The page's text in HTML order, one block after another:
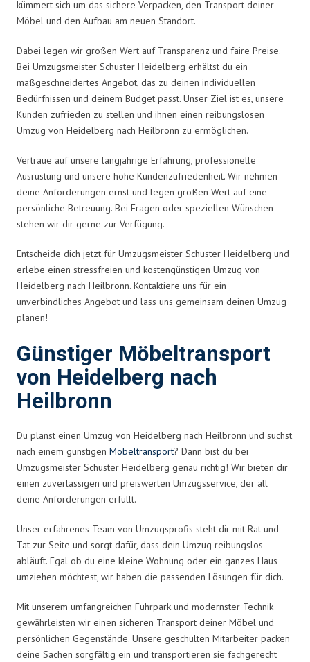
kümmert sich um das sichere Verpacken, den Transport deiner
Möbel und den Aufbau am neuen Standort.
Dabei legen wir großen Wert auf Transparenz und faire Preise.
Bei Umzugsmeister Schuster Heidelberg erhältst du ein
maßgeschneidertes Angebot, das zu deinen individuellen
Bedürfnissen und deinem Budget passt. Unser Ziel ist es, unsere
Kunden zufrieden zu stellen und ihnen einen reibungslosen
Umzug von Heidelberg nach Heilbronn zu ermöglichen.
Vertraue auf unsere langjährige Erfahrung, professionelle
Ausrüstung und unsere hohe Kundenzufriedenheit. Wir nehmen
deine Anforderungen ernst und legen großen Wert auf eine
persönliche Betreuung. Bei Fragen oder speziellen Wünschen
stehen wir dir gerne zur Verfügung.
Entscheide dich jetzt für Umzugsmeister Schuster Heidelberg und
erlebe einen stressfreien und kostengünstigen Umzug von
Heidelberg nach Heilbronn. Kontaktiere uns für ein
unverbindliches Angebot und lass uns gemeinsam deinen Umzug
planen!
Günstiger Möbeltransport
von Heidelberg nach
Heilbronn
Du planst einen Umzug von Heidelberg nach Heilbronn und suchst
nach einem günstigen Möbeltransport? Dann bist du bei
Umzugsmeister Schuster Heidelberg genau richtig! Wir bieten dir
einen zuverlässigen und preiswerten Umzugsservice, der all
deine Anforderungen erfüllt.
Unser erfahrenes Team von Umzugsprofis steht dir mit Rat und
Tat zur Seite und sorgt dafür, dass dein Umzug reibungslos
abläuft. Egal ob du eine kleine Wohnung oder ein ganzes Haus
umziehen möchtest, wir haben die passenden Lösungen für dich.
Mit unserem umfangreichen Fuhrpark und modernster Technik
gewährleisten wir einen sicheren Transport deiner Möbel und
persönlichen Gegenstände. Unsere geschulten Mitarbeiter packen
deine Sachen sorgfältig ein und transportieren sie fachgerecht